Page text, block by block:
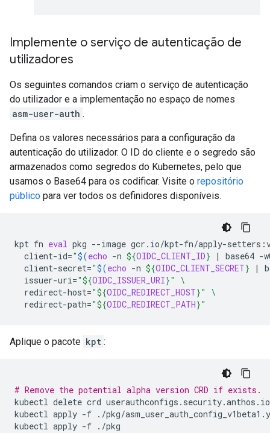
Implemente o serviço de autenticação de
utilizadores
Os seguintes comandos criam o serviço de autenticação
do utilizador e a implementação no espaço de nomes
asm-user-auth .
Defina os valores necessários para a configuração da
autenticação do utilizador. O ID do cliente e o segredo são
armazenados como segredos do Kubernetes, pelo que
usamos o Base64 para os codificar. Visite o repositório
público para ver todos os definidores disponíveis.
kpt fn eval pkg --image gcr.io/kpt-fn/apply-
client-id="$(echo -n ${OIDC_CLIENT_ID} | base64 -
client-secret="$(echo -n ${OIDC_CLIENT_SECRET} |
issuer-uri="${OIDC_ISSUER_URI}"
\
redirect-host="${OIDC_REDIRECT_HOST}"
\
redirect-path="${OIDC_REDIRECT_PATH}"
Aplique o pacote kpt :
# Remove the potential alpha version CRD if exists.
kubectl delete crd userauthconfigs.security.anthos.io
kubectl apply -f ./pkg/
kubectl apply -f